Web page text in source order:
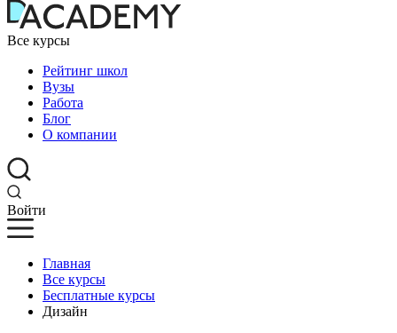
Все курсы
Рейтинг школ
Вузы
Работа
Блог
О компании
Войти
Главная
Все курсы
Бесплатные курсы
Дизайн